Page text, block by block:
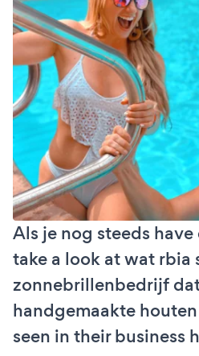
Als je nog steeds
take a look at wat rbia
zonnebrillenbedrijf
handgemaakte
seen in their business